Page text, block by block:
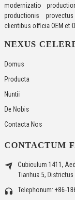
modernizatio
productionis
clientibus officia OEM et
NEXUS
Domus
Producta
Nuntii
De Nobis
Contacta Nos
CONTACTUM
Cubiculum 1411,
Tianhua 5, Districtus
Telephonum: +86-